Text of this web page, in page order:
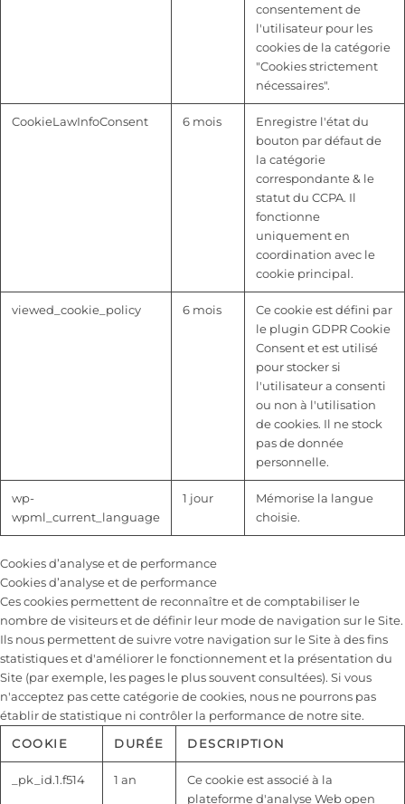
consentement de
l'utilisateur pour les
cookies de la catégorie
"Cookies strictement
nécessaires".
CookieLawInfoConsent 6 mois
Enregistre l'état du
bouton par défaut de
la catégorie
correspondante & le
statut du CCPA. Il
fonctionne
uniquement en
coordination avec le
cookie principal.
viewed_cookie_policy 6 mois
Ce cookie est défini par
le plugin GDPR Cookie
Consent et est utilisé
pour stocker si
l'utilisateur a consenti
ou non à l'utilisation
de cookies. Il ne stock
pas de donnée
personnelle.
wp-
wpml_current_language
1 jour
Mémorise la langue
choisie.
Cookies d’analyse et de performance
Cookies d’analyse et de performance
Ces cookies permettent de reconnaître et de comptabiliser le
nombre de visiteurs et de définir leur mode de navigation sur le Site.
Ils nous permettent de suivre votre navigation sur le Site à des fins
statistiques et d'améliorer le fonctionnement et la présentation du
Site (par exemple, les pages le plus souvent consultées). Si vous
n'acceptez pas cette catégorie de cookies, nous ne pourrons pas
établir de statistique ni contrôler la performance de notre site.
COOKIE
DURÉE DESCRIPTION
_pk_id.1.f514 1 an
Ce cookie est associé à la
plateforme d'analyse Web open